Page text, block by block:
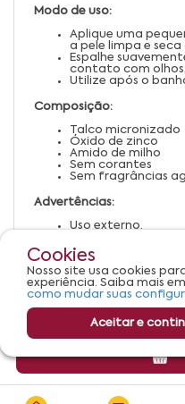
Modo de uso:
Aplique uma
a pele limpa e seca
Espalhe
contato com
Utilize após o
Composição:
Talco micronizado
Óxido de zinco
Amido de milho
Sem corantes
Sem fragrâncias
Advertências:
Uso externo.
Manter fora do
Em caso de
orientação
Armazenar em
Cookies
Nosso site usa cookies
experiência. Saiba mais em
como mudar suas
Aceitar e